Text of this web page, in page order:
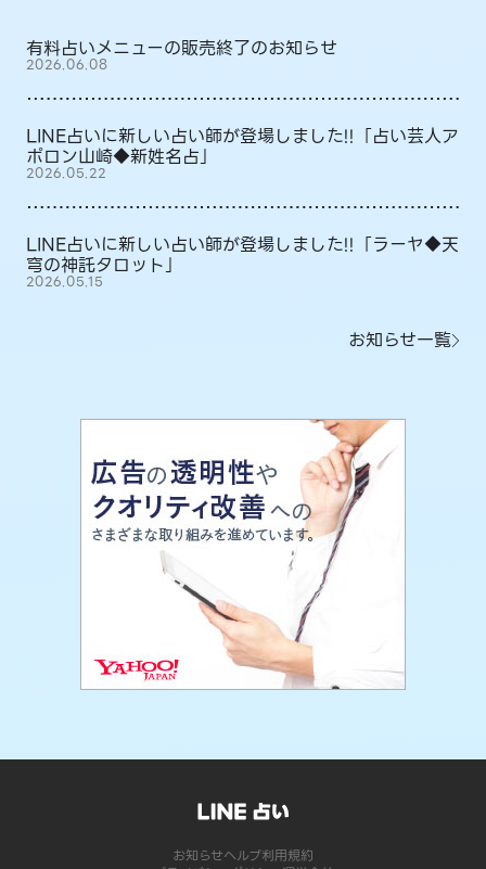
有料占いメニューの販売終了のお知らせ
2026.06.08
LINE占いに新しい占い師が登場しました!!「占い芸人ア
ポロン山崎◆新姓名占」
2026.05.22
LINE占いに新しい占い師が登場しました!!「ラーヤ◆天
穹の神託タロット」
2026.05.15
お知らせ一覧
お知らせヘルプ利用規約